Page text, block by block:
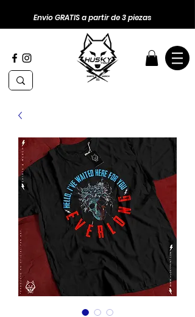
Envio GRATIS a partir de 3 piezas